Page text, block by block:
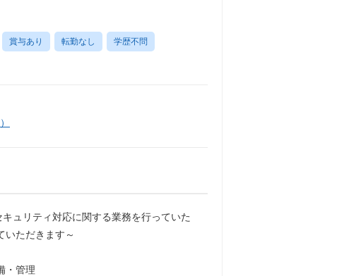
賞与あり 転勤なし 学歴不問
ュリティ対応に関する業務を行っていた
いただきます～
・管理